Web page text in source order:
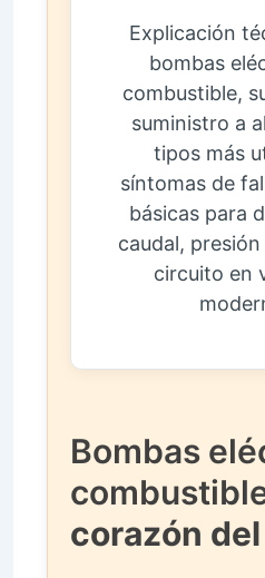
Explicación
bombas
combustible,
suministro a
tipos más
síntomas de
básicas para
caudal,
circuito en
Bombas
corazón